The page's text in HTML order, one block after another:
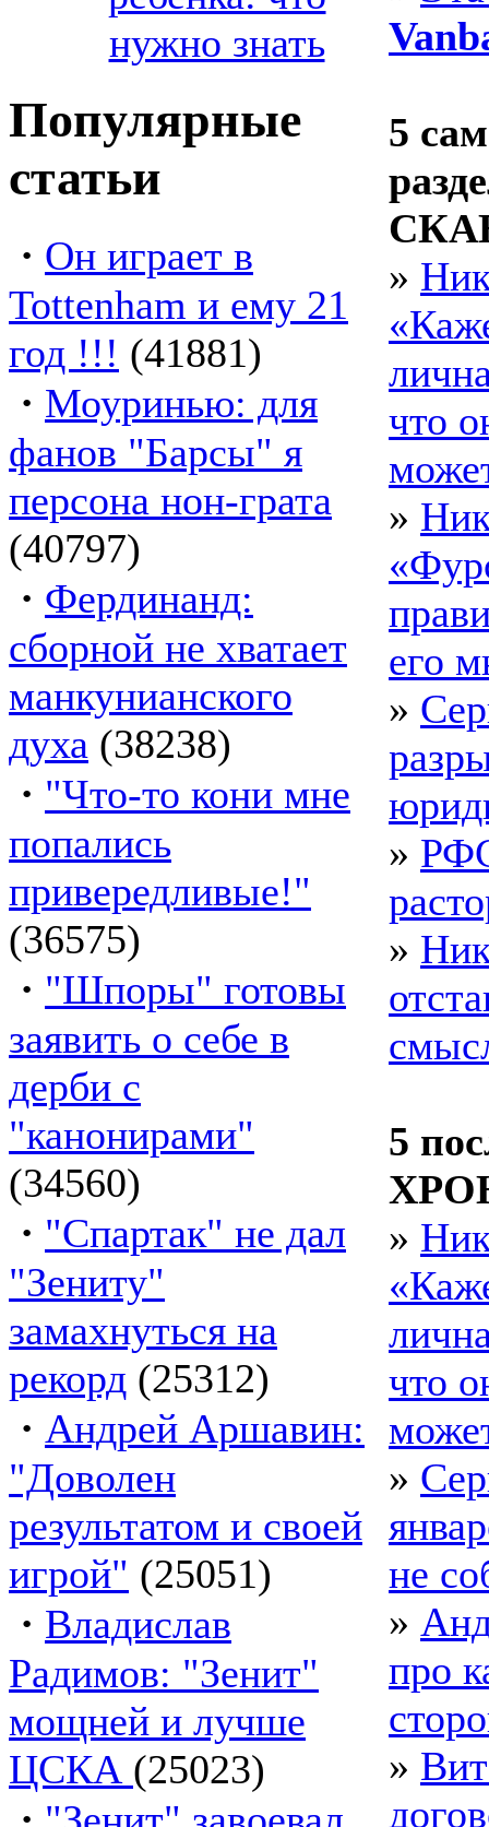
нужно знать
Популярные
статьи
· Он играет в
Tottenham и ему 21
год !!! (41881)
· Моуринью: для
фанов "Барсы" я
персона нон-грата
(40797)
· Фердинанд:
сборной не хватает
манкунианского
духа (38238)
· "Что-то кони мне
попались
привередливые!"
(36575)
· "Шпоры" готовы
заявить о себе в
дерби с
"канонирами"
(34560)
· "Спартак" не дал
"Зениту"
замахнуться на
рекорд (25312)
· Андрей Аршавин:
"Доволен
результатом и своей
игрой" (25051)
· Владислав
Радимов: "Зенит"
мощней и лучше
ЦСКА (25023)
5
»
что
»
его
»
»
»
5
»
что
»
не
»
про
»